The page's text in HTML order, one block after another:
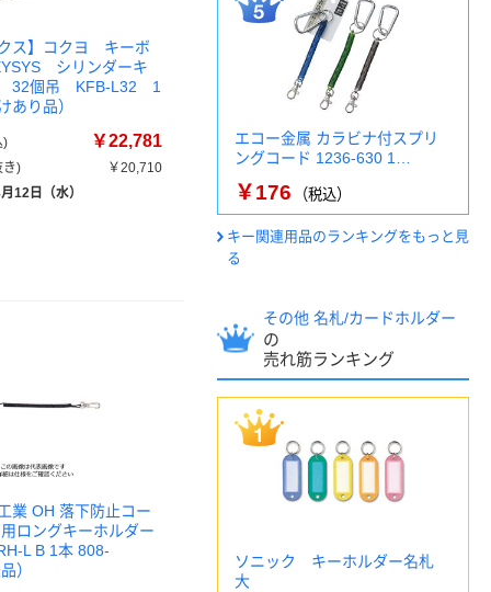
ス】コクヨ キーボ
シリンダーキ
32個吊 KFB-L32 1
あり品）
) ￥22,781
き)
￥20,710
12日（水）
業 OH 落下防止コー
ロングキーホルダー
L B 1本 808-
）
エコー金属 カラビナ付スプリ
ングコード 1236-630 1…
￥176 （税込）
キー関連用品のランキングをもっと見
る
その他 名札/カードホルダー
の
売れ筋ランキング
ソニック キーホルダー名札
大